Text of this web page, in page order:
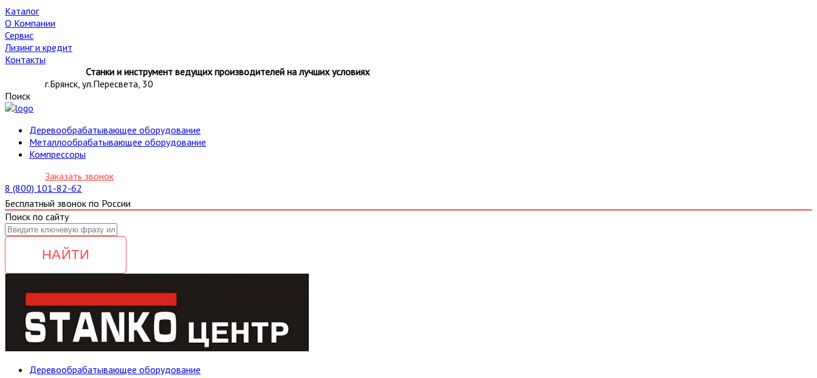
Каталог
О Компании
Сервис
Лизинг и кредит
Контакты
Станки и инструмент ведущих производителей на лучших условиях
г.Брянск, ул.Пересвета, 30
Поиск
Деревообрабатывающее оборудование
Металлообрабатывающее оборудование
Компрессоры
Заказать звонок
8 (800) 101-82-62
Бесплатный звонок по России
Поиск по сайту
НАЙТИ
Деревообрабатывающее оборудование